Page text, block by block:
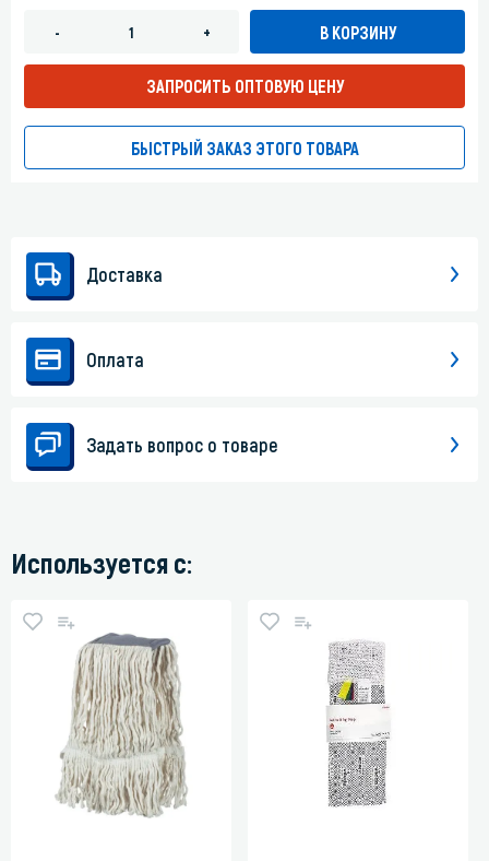
- + В КОРЗИНУ
ЗАПРОСИТЬ ОПТОВУЮ ЦЕНУ
БЫСТРЫЙ ЗАКАЗ ЭТОГО ТОВАРА
Доставка
Оплата
Задать вопрос о товаре
Используется с: